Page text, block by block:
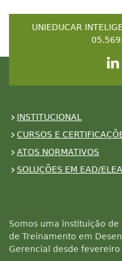
UNIEDUCAR
INSTITUCIONAL
CURSOS E
ATOS NORMATIVOS
SOLUÇÕES EM EAD/
Somos uma instituição
de Treinamento em
Gerencial desde fevereiro